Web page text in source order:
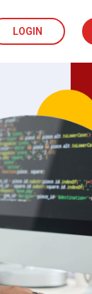
LOGIN